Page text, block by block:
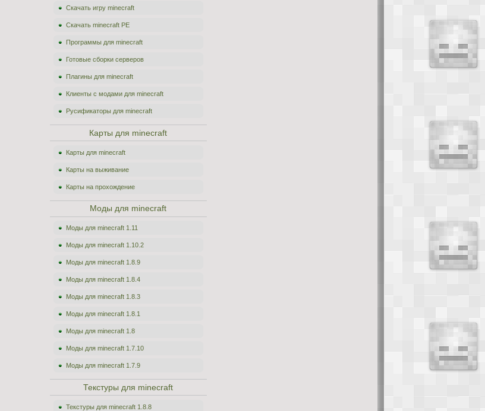
Скачать игру minecraft
Скачать minecraft PE
Программы для minecraft
Готовые сборки серверов
Плагины для minecraft
Клиенты с модами для minecraft
Русификаторы для minecraft
Карты для minecraft
Карты для minecraft
Карты на выживание
Карты на прохождение
Моды для minecraft
Моды для minecraft 1.11
Моды для minecraft 1.10.2
Моды для minecraft 1.8.9
Моды для minecraft 1.8.4
Моды для minecraft 1.8.3
Моды для minecraft 1.8.1
Моды для minecraft 1.8
Моды для minecraft 1.7.10
Моды для minecraft 1.7.9
Текстуры для minecraft
Текстуры для minecraft 1.8.8